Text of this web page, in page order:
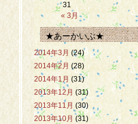
31
« 3月
★あーかいぶ★
2014年3月 (24)
2014年2月(28)
2014年1月(31)
2013年12月 (31)
2013年11月 (30)
2013年10月 (31)